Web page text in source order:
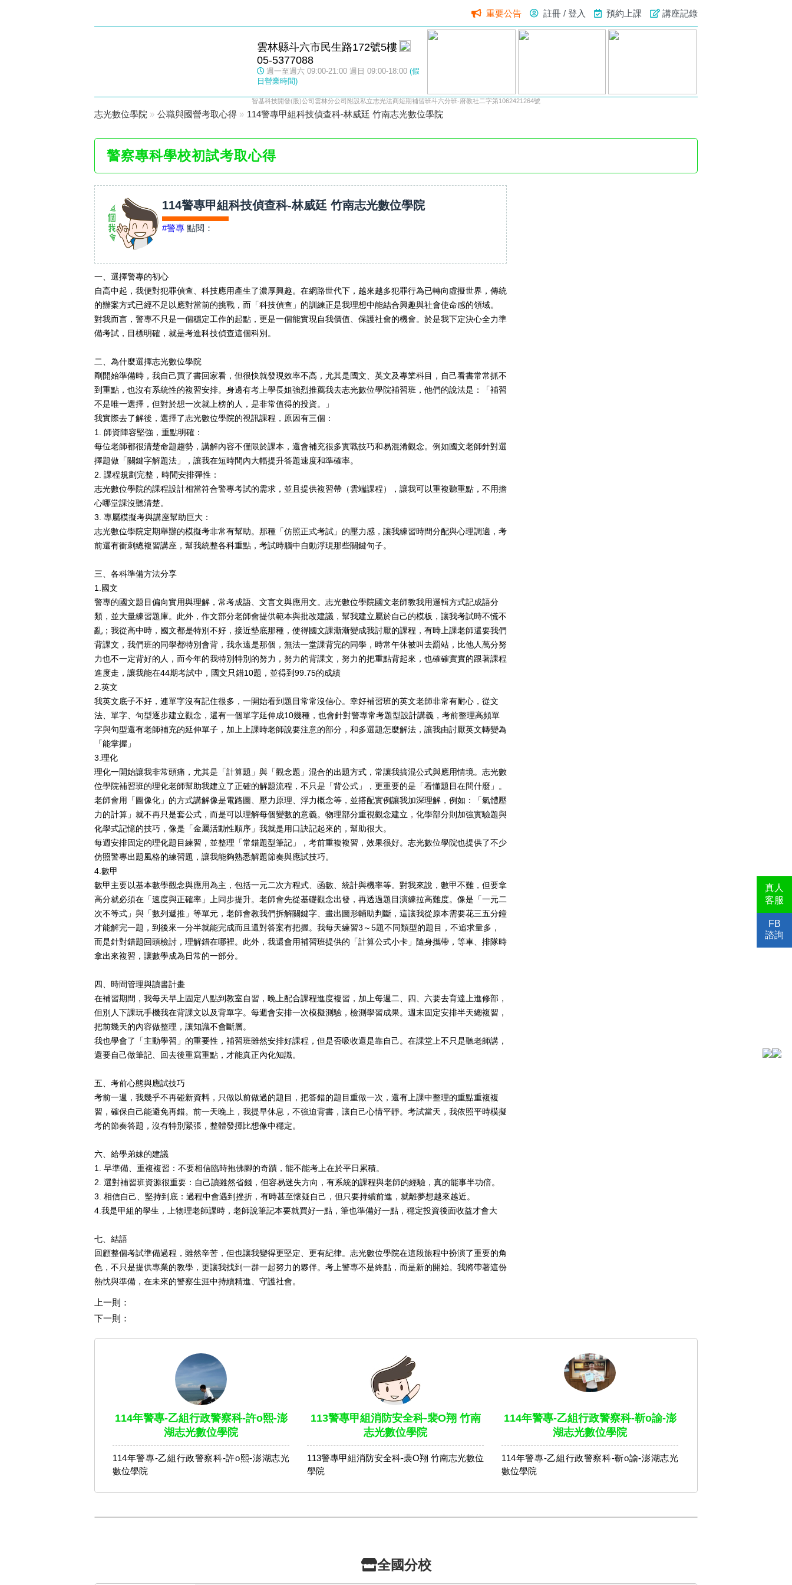
重要公告 註冊 / 登入 預約上課 講座記錄
雲林縣斗六市民生路172號5樓
05-5377088
週一至週六 09:00-21:00 週日 09:00-18:00 (假
日營業時間)
真人
客服
FB
諮詢
智基科技開發(股)公司雲林分公司附設私立志光法商短期補習班斗六分班-府教社二字第1062421264號
志光數位學院 » 公職與國營考取心得 » 114警專甲組科技偵查科-林威廷 竹南志光數位學院
警察專科學校初試考取心得
114警專甲組科技偵查科-林威廷 竹南志光數位學院
#警專 點閱：
一、選擇警專的初心
自高中起，我便對犯罪偵查、科技應用產生了濃厚興趣。在網路世代下，越來越多犯罪行為已轉向虛擬世界，傳統
的辦案方式已經不足以應對當前的挑戰，而「科技偵查」的訓練正是我理想中能結合興趣與社會使命感的領域。
對我而言，警專不只是一個穩定工作的起點，更是一個能實現自我價值、保護社會的機會。於是我下定決心全力準
備考試，目標明確，就是考進科技偵查這個科別。
二、為什麼選擇志光數位學院
剛開始準備時，我自己買了書回家看，但很快就發現效率不高，尤其是國文、英文及專業科目，自己看書常常抓不
到重點，也沒有系統性的複習安排。身邊有考上學長姐強烈推薦我去志光數位學院補習班，他們的說法是：「補習
不是唯一選擇，但對於想一次就上榜的人，是非常值得的投資。」
我實際去了解後，選擇了志光數位學院的視訊課程，原因有三個：
1. 師資陣容堅強，重點明確：
每位老師都很清楚命題趨勢，講解內容不僅限於課本，還會補充很多實戰技巧和易混淆觀念。例如國文老師針對選
擇題做「關鍵字解題法」，讓我在短時間內大幅提升答題速度和準確率。
2. 課程規劃完整，時間安排彈性：
志光數位學院的課程設計相當符合警專考試的需求，並且提供複習帶（雲端課程），讓我可以重複聽重點，不用擔
心哪堂課沒聽清楚。
3. 專屬模擬考與講座幫助巨大：
志光數位學院定期舉辦的模擬考非常有幫助。那種「仿照正式考試」的壓力感，讓我練習時間分配與心理調適，考
前還有衝刺總複習講座，幫我統整各科重點，考試時腦中自動浮現那些關鍵句子。
三、各科準備方法分享
1. 國文
警專的國文題目偏向實用與理解，常考成語、文言文與應用文。 志光數位學院國文老師教我用邏輯方式記成語分
類，並大量練習題庫。 此外，作文部分老師會提供範本與批改建議，幫我建立屬於自己的模板，讓我考試時不慌不
亂；我從高中時，國文都是特別不好，接近墊底那種，使得國文課漸漸變成我討厭的課程， 有時上課老師還要我們
背課文 ，我們班的同學都特別會背，我永遠是那個，無法一堂課背完的同學，時常午休被叫去罰站，比他人萬分努
力也不一定背好的人，而今年的我特別特別的努力，努力的背課文，努力的把重點背起來，也確確實實的跟著課程
進度走，讓我能在44期考試中，國文只錯10題，並得到99.75的成績
2. 英文
我英文底子不好，連單字沒有記住很多，一開始看到題目常常沒信心。幸好補習班的英文老師非常有耐心，從文
法、單字、句型逐步建立觀念，還有一個單字延伸成10幾種，也會針對警專常考題型設計講義，考前整理高頻單
字與句型還有老師補充的延伸單子，加上上課時老師說要注意的部分，和多選題怎麼解法，讓我由討厭英文轉變為
「能掌握」
3. 理化
理化一開始讓我非常頭痛，尤其是「計算題」與「觀念題」混合的出題方式，常讓我搞混公式與應用情境。志光數
位學院補習班的理化老師幫助我建立了正確的解題流程，不只是「背公式」，更重要的是「看懂題目在問什麼」。
老師會用「圖像化」的方式講解像是電路圖、壓力原理、浮力概念等，並搭配實例讓我加深理解，例如：「氣體壓
力的計算」就不再只是套公式，而是可以理解每個變數的意義。物理部分重視觀念建立，化學部分則加強實驗題與
化學式記憶的技巧，像是「金屬活動性順序」我就是用口訣記起來的，幫助很大。
每週安排固定的理化題目練習，並整理「常錯題型筆記」，考前重複複習，效果很好。志光數位學院也提供了不少
仿照警專出題風格的練習題，讓我能夠熟悉解題節奏與應試技巧。
4. 數甲
數甲主要以基本數學觀念與應用為主，包括一元二次方程式、函數、統計與機率等。對我來說，數甲不難，但要拿
高分就必須在「速度與正確率」上同步提升。老師會先從基礎觀念出發，再透過題目演練拉高難度。像是「一元二
次不等式」與「數列遞推」等單元，老師會教我們拆解關鍵字、畫出圖形輔助判斷，這讓我從原本需要花三五分鐘
才能解完一題，到後來一分半就能完成而且還對答案有把握。我每天練習3～5題不同類型的題目，不追求量多，
而是針對錯題回頭檢討，理解錯在哪裡。此外，我還會用補習班提供的「計算公式小卡」隨身攜帶，等車、排隊時
拿出來複習，讓數學成為日常的一部分。
四、時間管理與讀書計畫
在補習期間，我每天早上固定八點到教室自習，晚上配合課程進度複習，加上每週二、四、六要去育達上進修部，
但別人下課玩手機我在背課文以及背單字。每週會安排一次模擬測驗，檢測學習成果。週末固定安排半天總複習，
把前幾天的內容做整理，讓知識不會斷層。
我也學會了「主動學習」的重要性，補習班雖然安排好課程，但是否吸收還是靠自己。在課堂上不只是聽老師講，
還要自己做筆記、回去後重寫重點，才能真正內化知識。
五、考前心態與應試技巧
考前一週，我幾乎不再碰新資料，只做以前做過的題目，把答錯的題目重做一次，還有上課中整理的重點重複複
習，確保自己能避免再錯。前一天晚上，我提早休息，不強迫背書，讓自己心情平靜。考試當天，我依照平時模擬
考的節奏答題，沒有特別緊張，整體發揮比想像中穩定。
六、給學弟妹的建議
1. 早準備、重複複習：不要相信臨時抱佛腳的奇蹟，能不能考上在於平日累積。
2. 選對補習班資源很重要：自己讀雖然省錢，但容易迷失方向，有系統的課程與老師的經驗，真的能事半功倍。
3. 相信自己、堅持到底：過程中會遇到挫折，有時甚至懷疑自己，但只要持續前進，就離夢想越來越近。
4. 我是甲組的學生，上物理老師課時，老師說筆記本要就買好一點，筆也準備好一點，穩定投資後面收益才會大
七、結語
回顧整個考試準備過程，雖然辛苦，但也讓我變得更堅定、更有紀律。志光數位學院在這段旅程中扮演了重要的角
色，不只是提供專業的教學，更讓我找到一群一起努力的夥伴。考上警專不是終點，而是新的開始。我將帶著這份
熱忱與準備，在未來的警察生涯中持續精進、守護社會。
上一則：
下一則：
114年警專-乙組行政警察科-許o熙-澎
湖志光數位學院
114年警專-乙組行政警察科-許o熙-澎湖志光
數位學院
113警專甲組消防安全科-裴O翔 竹南
志光數位學院
113警專甲組消防安全科-裴O翔 竹南志光數位
學院
114年警專-乙組行政警察科-靳o諭-澎
湖志光數位學院
114年警專-乙組行政警察科-靳o諭-澎湖志光
數位學院
全國分校